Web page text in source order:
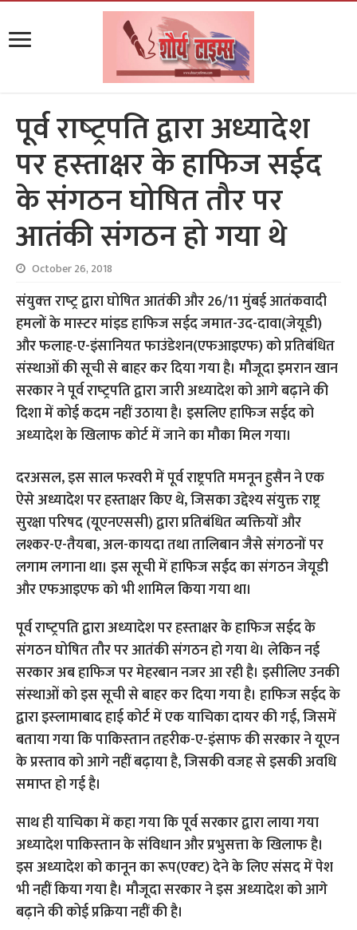
पूर्व राष्‍ट्रपति द्वारा अध्‍यादेश
पर हस्‍ताक्षर के हाफिज सईद
के संगठन घोषित तौर पर
आतंकी संगठन हो गया थे
October 26, 2018
संयुक्‍त राष्‍ट्र द्वारा घोषित आतंकी और 26/11 मुंबई आतंकवादी
हमलों के मास्‍टर मांइड हाफिज सईद जमात-उद-दावा(जेयूडी)
और फलाह-ए-इंसानियत फाउंडेशन(एफआइएफ) को प्रतिबंधित
संस्‍थाओं की सूची से बाहर कर दिया गया है। मौजूदा इमरान खान
सरकार ने पूर्व राष्‍ट्रपति द्वारा जारी अध्‍यादेश को आगे बढ़ाने की
दिशा में कोई कदम नहीं उठाया है। इसलिए हाफिज सईद को
अध्‍यादेश के खिलाफ कोर्ट में जाने का मौका मिल गया।
दरअसल, इस साल फरवरी में पूर्व राष्ट्रपति ममनून हुसैन ने एक
ऐसे अध्यादेश पर हस्ताक्षर किए थे, जिसका उद्देश्य संयुक्त राष्ट्र
सुरक्षा परिषद (यूएनएससी) द्वारा प्रतिबंधित व्यक्तियों और
लश्कर-ए-तैयबा, अल-कायदा तथा तालिबान जैसे संगठनों पर
लगाम लगाना था। इस सूची में हाफिज सईद का संगठन जेयूडी
और एफआइएफ को भी शामिल किया गया था।
पूर्व राष्‍ट्रपति द्वारा अध्‍यादेश पर हस्‍ताक्षर के हाफिज सईद के
संगठन घोषित तौर पर आतंकी संगठन हो गया थे। लेकिन नई
सरकार अब हाफिज पर मेहरबान नजर आ रही है। इसीलिए उनकी
संस्‍थाओं को इस सूची से बाहर कर दिया गया है। हाफिज सईद के
द्वारा इस्‍लामाबाद हाई कोर्ट में एक याचिका दायर की गई, जिसमें
बताया गया कि पाकिस्‍तान तहरीक-ए-इंसाफ की सरकार ने यूएन
के प्रस्‍ताव को आगे नहीं बढ़ाया है, जिसकी वजह से इसकी अवधि
समाप्‍त हो गई है।
साथ ही याचिका में कहा गया कि पूर्व सरकार द्वारा लाया गया
अध्‍यादेश पाकिस्‍तान के संविधान और प्रभुसत्ता के खिलाफ है।
इस अध्‍यादेश को कानून का रूप(एक्‍ट) देने के लिए संसद में पेश
भी नहीं किया गया है। मौजूदा सरकार ने इस अध्‍यादेश को आगे
बढ़ाने की कोई प्रक्रिया नहीं की है।